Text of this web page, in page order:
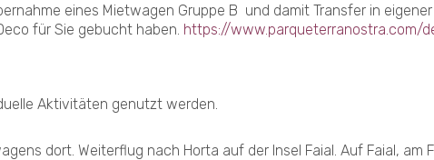
eines Mietwagen Gruppe B und damit Transfer in
für Sie gebucht haben. https://www.parqueterranostra.com/
Aktivitäten genutzt werden.
dort. Weiterflug nach Horta auf der Insel Faial. Auf Faial, am